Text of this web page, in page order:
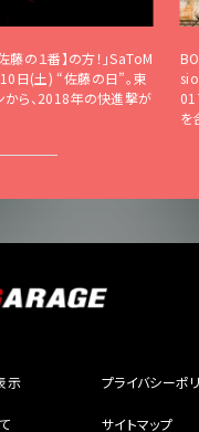
藤の１番】の方！」SaToM
日(土) “佐藤の日”。東
から、2018年の快進撃が
を
示 プライバシーポ
サイトマップ